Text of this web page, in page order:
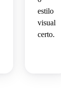
estilo
visual
certo.